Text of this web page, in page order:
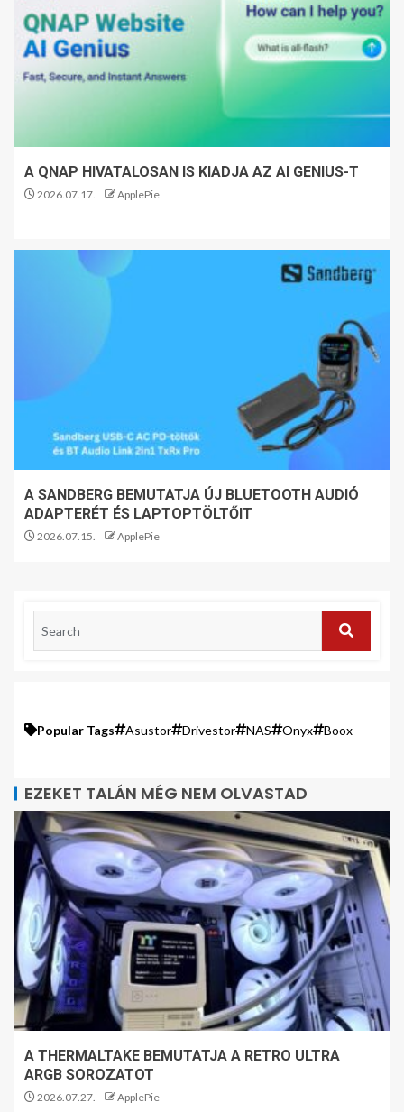
A QNAP HIVATALOSAN IS KIADJA AZ AI GENIUS-T
2026.07.17. ApplePie
A SANDBERG BEMUTATJA ÚJ BLUETOOTH AUDIÓ
ADAPTERÉT ÉS LAPTOPTÖLTŐIT
2026.07.15. ApplePie
Popular Tags Asustor Drivestor NAS Onyx Boox
EZEKET TALÁN MÉG NEM OLVASTAD
A THERMALTAKE BEMUTATJA A RETRO ULTRA
ARGB SOROZATOT
2026.07.27. ApplePie